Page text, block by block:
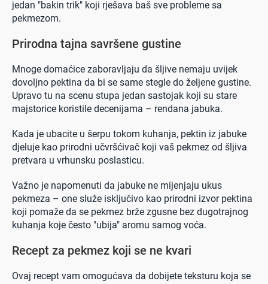
jedan "bakin trik" koji rješava baš sve probleme sa
pekmezom.
Prirodna tajna savršene gustine
Mnoge domaćice zaboravljaju da šljive nemaju uvijek
dovoljno pektina da bi se same stegle do željene gustine.
Upravo tu na scenu stupa jedan sastojak koji su stare
majstorice koristile decenijama – rendana jabuka.
Kada je ubacite u šerpu tokom kuhanja, pektin iz jabuke
djeluje kao prirodni učvršćivač koji vaš pekmez od šljiva
pretvara u vrhunsku poslasticu.
Važno je napomenuti da jabuke ne mijenjaju ukus
pekmeza – one služe isključivo kao prirodni izvor pektina
koji pomaže da se pekmez brže zgusne bez dugotrajnog
kuhanja koje često "ubija" aromu samog voća.
Recept za pekmez koji se ne kvari
Ovaj recept vam omogućava da dobijete teksturu koja se